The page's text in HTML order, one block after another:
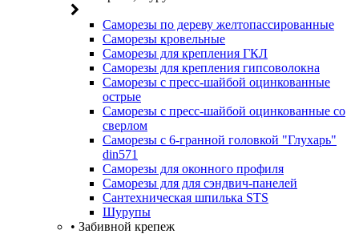
Саморезы по дереву желтопассированные
Саморезы кровельные
Саморезы для крепления ГКЛ
Саморезы для крепления гипсоволокна
Саморезы с пресс-шайбой оцинкованные
острые
Саморезы с пресс-шайбой оцинкованные со
сверлом
Саморезы с 6-гранной головкой "Глухарь"
din571
Саморезы для оконного профиля
Саморезы для для сэндвич-панелей
Сантехническая шпилька STS
Шурупы
• Забивной крепеж